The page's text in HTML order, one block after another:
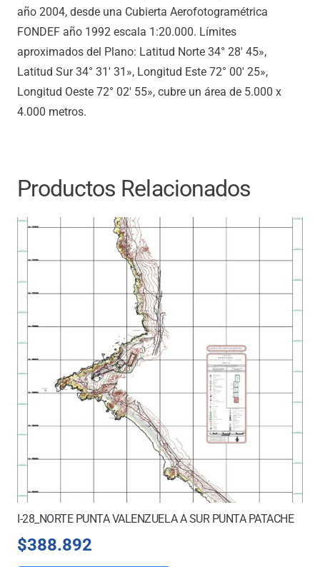
año 2004, desde una Cubierta Aerofotogramétrica
FONDEF año 1992 escala 1:20.000. Límites
aproximados del Plano: Latitud Norte 34° 28′ 45»,
Latitud Sur 34° 31′ 31», Longitud Este 72° 00′ 25»,
Longitud Oeste 72° 02′ 55», cubre un área de 5.000 x
4.000 metros.
Productos Relacionados
I-28_NORTE PUNTA VALENZUELA A SUR PUNTA PATACHE
$388.892